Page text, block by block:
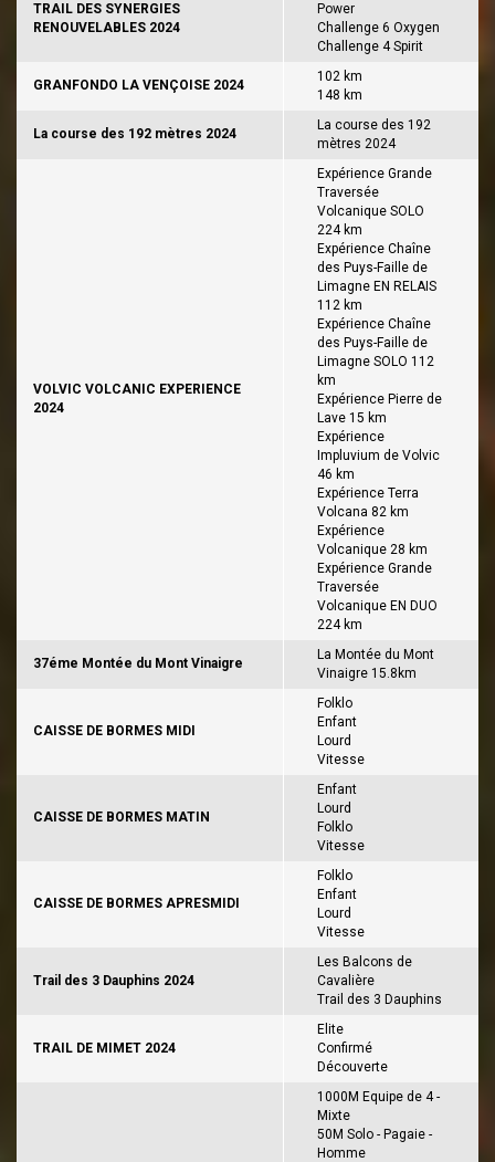
TRAIL DES SYNERGIES
RENOUVELABLES 2024
Power
Challenge 6 Oxygen
Challenge 4 Spirit
GRANFONDO LA VENÇOISE 2024
102 km
148 km
La course des 192 mètres 2024
La course des 192
mètres 2024
VOLVIC VOLCANIC EXPERIENCE
2024
Expérience Grande
Traversée
Volcanique SOLO
224 km
Expérience Chaîne
des Puys-Faille de
Limagne EN RELAIS
112 km
Expérience Chaîne
des Puys-Faille de
Limagne SOLO 112
km
Expérience Pierre de
Lave 15 km
Expérience
Impluvium de Volvic
46 km
Expérience Terra
Volcana 82 km
Expérience
Volcanique 28 km
Expérience Grande
Traversée
Volcanique EN DUO
224 km
37éme Montée du Mont Vinaigre
La Montée du Mont
Vinaigre 15.8km
CAISSE DE BORMES MIDI
Folklo
Enfant
Lourd
Vitesse
CAISSE DE BORMES MATIN
Enfant
Lourd
Folklo
Vitesse
CAISSE DE BORMES APRESMIDI
Folklo
Enfant
Lourd
Vitesse
Trail des 3 Dauphins 2024
Les Balcons de
Cavalière
Trail des 3 Dauphins
TRAIL DE MIMET 2024
Elite
Confirmé
Découverte
1000M Equipe de 4 -
Mixte
50M Solo - Pagaie -
Homme